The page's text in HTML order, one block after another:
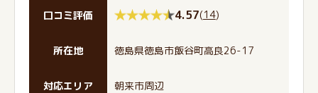
口コミ評価 4.57(14)
所在地 徳島県徳島市飯谷町高良26-17
対応エリア 朝来市周辺